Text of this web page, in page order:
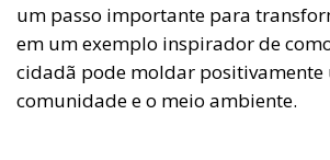
um passo importante para
em um exemplo inspirador de
cidadã pode moldar positivamente
comunidade e o meio ambiente.